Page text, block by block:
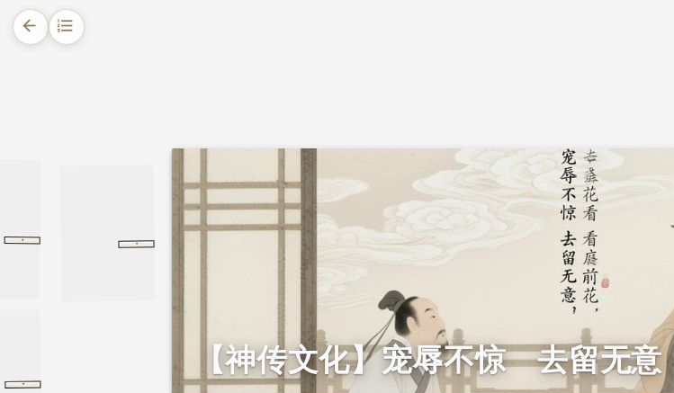
arrow_back format_list_numbered
向敏中：升迁面前宠辱不惊
范仲淹：胸怀天下不患得失
阳楼记
范文正公集
·
·
向敏中事
·
向敏中事
【神传文化】宠辱不惊 去留无意